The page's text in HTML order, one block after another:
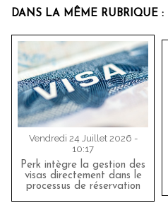
DANS LA MÊME RUBRIQUE :
Vendredi 24 Juillet 2026 -
10:17
Perk intègre la gestion des
visas directement dans le
processus de réservation